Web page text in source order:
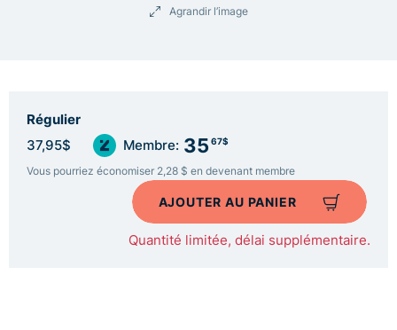
Agrandir l’image
Régulier
37,95$ Membre: 35 67$
Vous pourriez économiser 2,28 $ en devenant membre
AJOUTER AU PANIER
Quantité limitée, délai supplémentaire.